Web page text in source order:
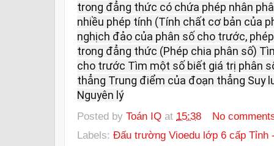
trong đẳng thức có chứa phép nhân
nhiều phép tính (Tính chất cơ bản của
nghịch đảo của phân số cho trước,
trong đẳng thức (Phép chia phân số)
cho trước Tìm một số biết giá trị phân
thẳng Trung điểm của đoạn thẳng Suy
Nguyên lý
Posted by Toán IQ at 15:38
No
Labels: Đấu trường Vioedu lớp 6 cấp Tỉnh